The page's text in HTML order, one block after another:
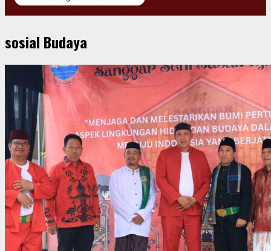
sosial Budaya